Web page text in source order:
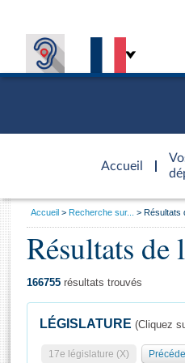
Accueil
d'accueil
Général
Vous
Accueil Recherche sur... Résultats
Résultats de
166755 résultats trouvés
LÉGISLATURE (Cliquez
17e législature (X)